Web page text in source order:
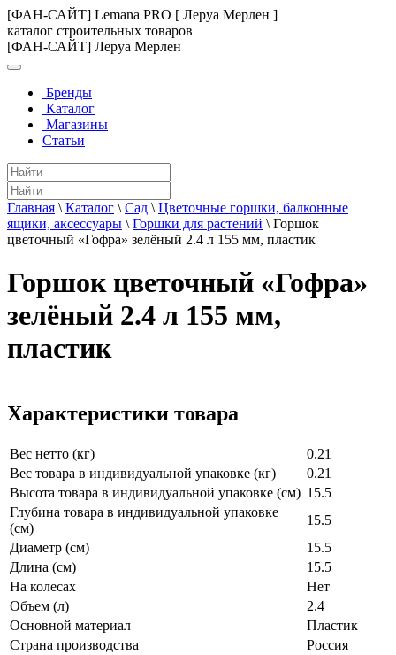
[ФАН-САЙТ] Lemana PRO [ Леруа Мерлен ]
каталог строительных товаров
[ФАН-САЙТ] Леруа Мерлен
Бренды
Каталог
Магазины
Статьи
Главная \ Каталог \ Сад \ Цветочные горшки, балконные
ящики, аксессуары \ Горшки для растений \ Горшок
цветочный «Гофра» зелёный 2.4 л 155 мм, пластик
Горшок цветочный «Гофра»
зелёный 2.4 л 155 мм,
пластик
Характеристики товара
Вес нетто (кг)
0.21
Вес товара в индивидуальной упаковке (кг)
0.21
Высота товара в индивидуальной упаковке (см) 15.5
Глубина товара в индивидуальной упаковке
(см)
15.5
Диаметр (см)
15.5
Длина (см)
15.5
На колесах
Нет
Объем (л)
2.4
Основной материал
Пластик
Страна производства
Россия